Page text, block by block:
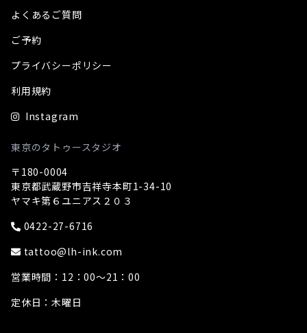
よくあるご質問
ご予約
プライバシーポリシー
利用規約
Instagram
東京のタトゥースタジオ
〒180-0004
東京都武蔵野市吉祥寺本町1-34-10
ヤマキ第６ユニアス２０３
0422-27-6716
tattoo@lh-ink.com
営業時間：12：00～21：00
定休日：木曜日